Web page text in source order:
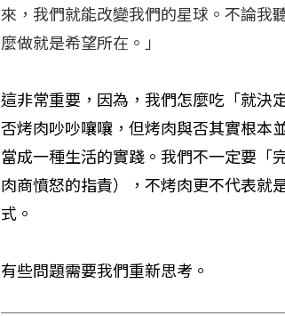
來，我們就能改變我們的星球。不論我
麼做就是希望所在。」
這非常重要，因為，我們怎麼吃「就決
否烤肉吵吵嚷嚷，但烤肉與否其實根本
當成一種生活的實踐。我們不一定要「
肉商憤怒的指責），不烤肉更不代表就
式。
有些問題需要我們重新思考。